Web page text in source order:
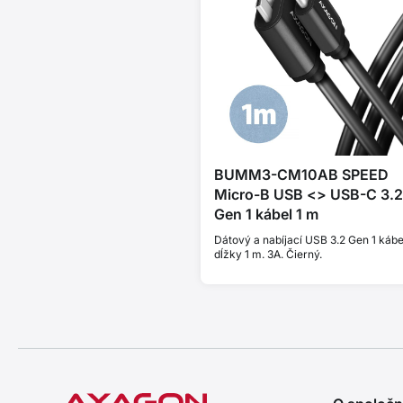
BUMM3-CM10AB SPEED
Micro-B USB <> USB-C 3.2
Gen 1 kábel 1 m
Dátový a nabíjací USB 3.2 Gen 1
dĺžky 1 m. 3A. Čierný.